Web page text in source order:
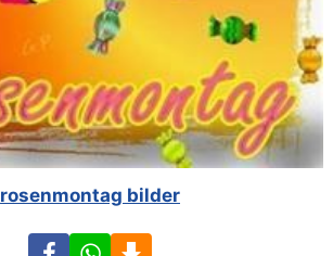
rosenmontag bilder
FacebookWhatsApp